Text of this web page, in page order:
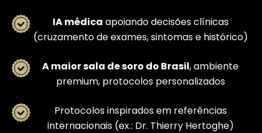
IA médica apoiando decisões clínicas
(cruzamento de exames, sintomas e histórico)
A maior sala de soro do Brasil, ambiente
premium, protocolos personalizados
Protocolos inspirados em referências
internacionais (ex.: Dr. Thierry Hertoghe)